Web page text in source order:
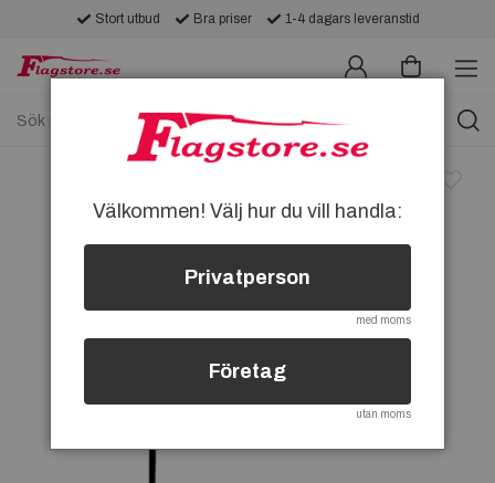
Stort utbud Bra priser 1-4 dagars leveranstid
Välkommen! Välj hur du vill handla:
Privatperson
med moms
Företag
utan moms